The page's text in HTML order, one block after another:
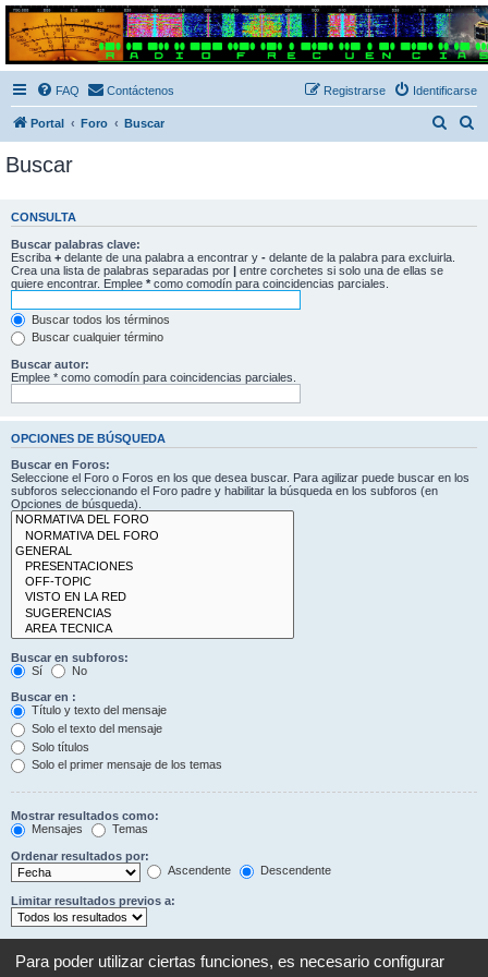
Radio Frecuencias
Foro de Radio Frecuencias
FAQ Contáctenos Identificarse
Registrarse
Portal Foro Buscar
a
a
r
Buscar
CONSULTA
Buscar palabras clave:
Escriba + delante de una palabra a encontrar y - delante de la palabra para excluirla.
Crea una lista de palabras separadas por | entre corchetes si solo una de ellas se
quiere encontrar. Emplee * como comodín para coincidencias parciales.
Buscar todos los términos
Buscar cualquier término
Buscar autor:
Emplee * como comodín para coincidencias parciales.
OPCIONES DE BÚSQUEDA
Buscar en Foros:
Seleccione el Foro o Foros en los que desea buscar. Para agilizar puede buscar en los
subforos seleccionando el Foro padre y habilitar la búsqueda en los subforos (en
Opciones de búsqueda).
Buscar en subforos:
Sí
No
Buscar en :
Título y texto del mensaje
Solo el texto del mensaje
Solo títulos
Solo el primer mensaje de los temas
Mostrar resultados como:
Mensajes
Temas
Ordenar resultados por:
Ascendente
Descendente
Limitar resultados previos a:
Establezca en 0 para mostrar todo el mensaje.
Para poder utilizar ciertas funciones, es necesario configurar